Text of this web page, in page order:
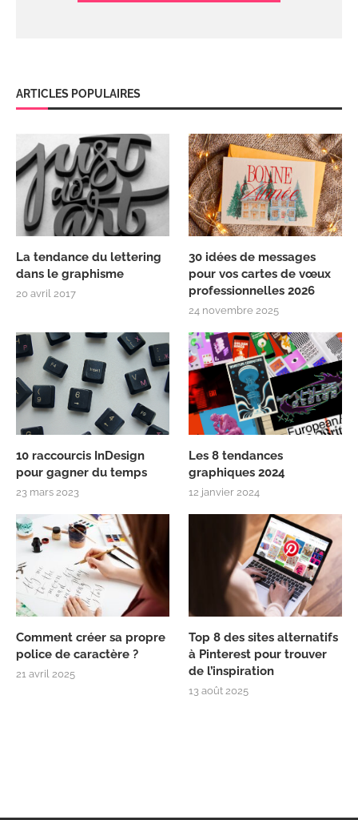
ARTICLES POPULAIRES
La tendance du lettering
dans le graphisme
20 avril 2017
30 idées de messages
pour vos cartes de vœux
professionnelles 2026
24 novembre 2025
10 raccourcis InDesign
pour gagner du temps
23 mars 2023
Les 8 tendances
graphiques 2024
12 janvier 2024
Comment créer sa propre
police de caractère ?
21 avril 2025
Top 8 des sites alternatifs
à Pinterest pour trouver
de l’inspiration
13 août 2025